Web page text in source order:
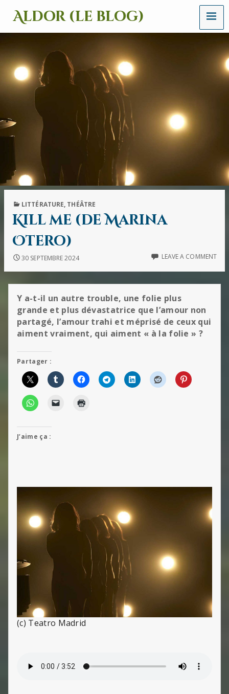
Aldor (le blog)
Un
avec
des
mots,
des
images
sons
MENU
PUBLISHED
LITTÉRATURE, THÉÂTRE
Kill me (de Marina
Otero)
30 SEPTEMBRE 2024 LEAVE A COMMENT
Y a-t-il un autre trouble, une folie plus
grande et plus dévastatrice que l’amour non
partagé, l’amour trahi et méprisé de ceux qui
aiment vraiment, qui aiment « à la folie » ?
Partager :
J’aime ça :
(c) Teatro Madrid